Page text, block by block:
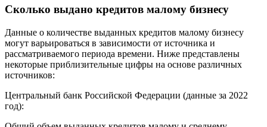
Сколько выдано кредитов малому бизнесу
Данные о количестве выданных кредитов малому бизнесу
могут варьироваться в зависимости от источника и
рассматриваемого периода времени. Ниже представлены
некоторые приблизительные цифры на основе различных
источников:
Центральный банк Российской Федерации (данные за 2022
год):